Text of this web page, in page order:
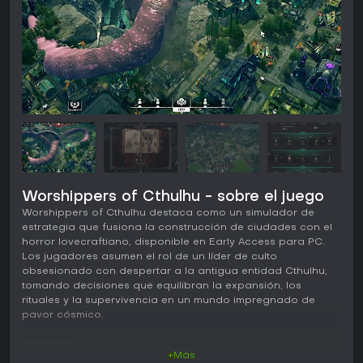
Worshippers of Cthulhu - sobre el juego
Worshippers of Cthulhu destaca como un simulador de
estrategia que fusiona la construcción de ciudades con el
horror lovecraftiano, disponible en Early Access para PC.
Los jugadores asumen el rol de un líder de culto
obsesionado con despertar a la antigua entidad Cthulhu,
tomando decisiones que equilibran la expansión, los
rituales y la supervivencia en un mundo impregnado de
pavor cósmico.
+Más